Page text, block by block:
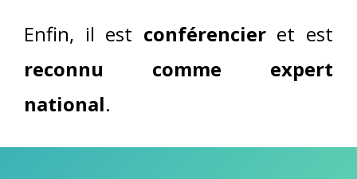
Enfin, il est conférencieret est
reconnu comme expert
national.